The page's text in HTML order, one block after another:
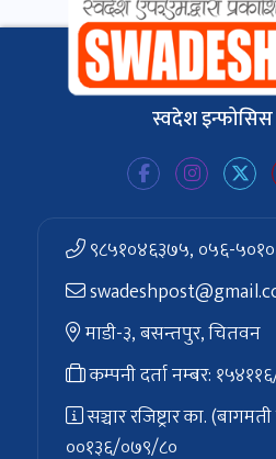
स्वदेश इन्फोसिस
९८५१०४६३७५, ०५६-
माडी-३, बसन्तपुर, चितवन
कम्पनी दर्ता नम्बर:
सञ्चार रजिष्ट्रार का. (बागमती
००१३६/०७९/८०